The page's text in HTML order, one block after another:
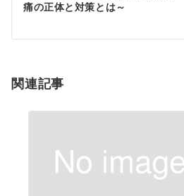
ー
シ
ン
痛の正体と対策とは～
関連記事